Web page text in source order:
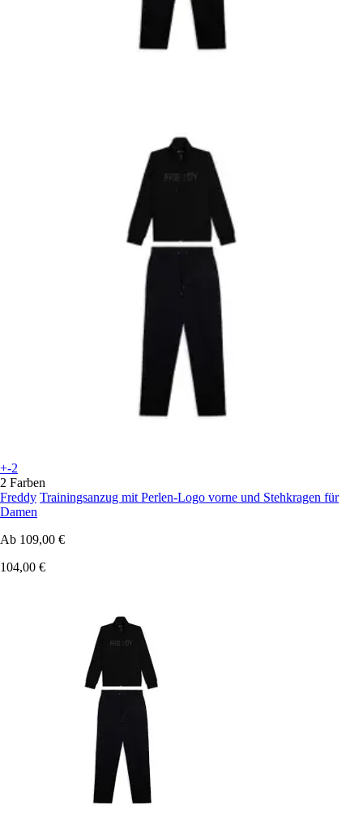
+-2
2 Farben
Freddy Trainingsanzug mit Perlen-Logo vorne und Stehkragen für
Damen
Ab 109,00 €
104,00 €